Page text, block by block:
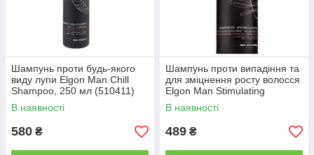
Шампунь проти будь-якого
виду лупи Elgon Man Chill
Shampoo, 250 мл (510411)
В наявності
580 ₴
Шампунь проти випадіння та
для зміцнення росту волосся
Elgon Man Stimulating
Shampoo, 250 мл (510381)
В наявності
489 ₴